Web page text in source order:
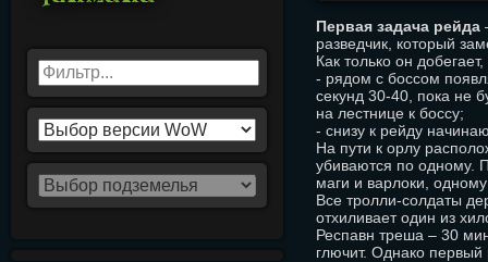
Первая задача рейда
разведчик, который
Как только он
- рядом с боссом
секунд 30-40, пока не
на лестнице к боссу;
- снизу к рейду
На пути к орлу
убиваются по одному.
маги и варлоки,
Все тролли-солдаты
отхиливает один из
Респавн треша – 30
глючит. Однако первый